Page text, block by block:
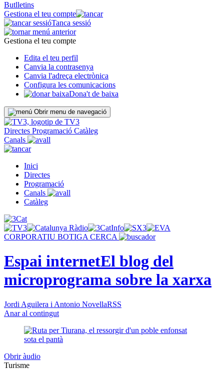
Butlletins
Gestiona el teu compte
Tanca sessió
Gestiona el teu compte
Edita el teu perfil
Canvia la contrasenya
Canvia l'adreça electrònica
Configura les comunicacions
Dona't de baixa
Obrir menu de navegació
Directes Programació Catàleg
Canals
Inici
Directes
Programació
Canals
Catàleg
CORPORATIU BOTIGA CERCA
Espai internetEl blog del
microprograma sobre la xarxa
Jordi Aguilera i Antonio NovellaRSS
Anar al contingut
Obrir àudio
Turisme